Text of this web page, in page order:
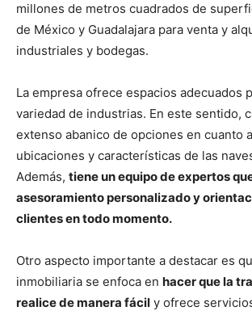
millones de metros cuadrados de
de México y Guadalajara para venta y
industriales y bodegas.
La empresa ofrece espacios adecuados
variedad de industrias. En este sentido,
extenso abanico de opciones en cuanto
ubicaciones y características de las
Además, tiene un equipo de expertos
asesoramiento personalizado y
clientes en todo momento.
Otro aspecto importante a destacar es
inmobiliaria se enfoca en hacer que la
realice de manera fácil y ofrece